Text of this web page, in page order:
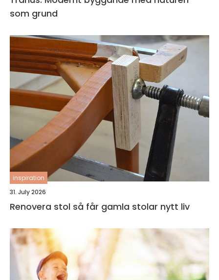
som grund
inspiration
31. July 2026
Renovera stol så får gamla stolar nytt liv